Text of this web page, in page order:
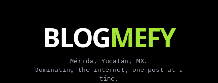
BLOGMEFY
Mérida, Yucatán, MX.
Dominating the internet, one post at a
time.